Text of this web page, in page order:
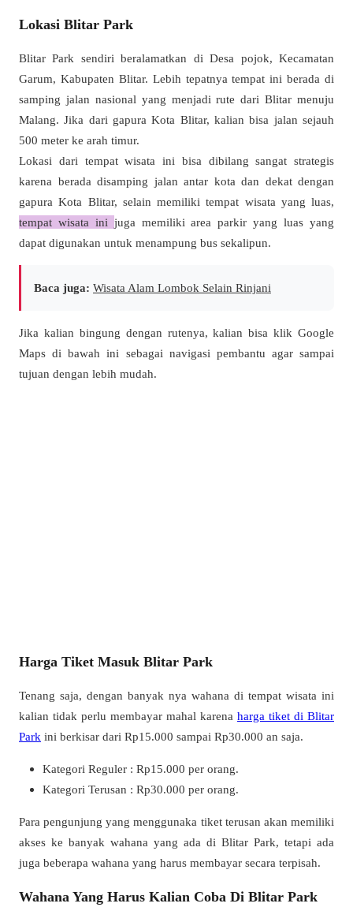
Lokasi Blitar Park
Blitar Park sendiri beralamatkan di Desa pojok, Kecamatan
Garum, Kabupaten Blitar. Lebih tepatnya tempat ini berada di
samping jalan nasional yang menjadi rute dari Blitar menuju
Malang. Jika dari gapura Kota Blitar, kalian bisa jalan sejauh
500 meter ke arah timur.
Lokasi dari tempat wisata ini bisa dibilang sangat strategis
karena berada disamping jalan antar kota dan dekat dengan
gapura Kota Blitar, selain memiliki tempat wisata yang luas,
tempat wisata ini juga memiliki area parkir yang luas yang
dapat digunakan untuk menampung bus sekalipun.
Baca juga: Wisata Alam Lombok Selain Rinjani
Jika kalian bingung dengan rutenya, kalian bisa klik Google
Maps di bawah ini sebagai navigasi pembantu agar sampai
tujuan dengan lebih mudah.
Harga Tiket Masuk Blitar Park
Tenang saja, dengan banyak nya wahana di tempat wisata ini
kalian tidak perlu membayar mahal karena harga tiket di Blitar
Park ini berkisar dari Rp15.000 sampai Rp30.000 an saja.
Kategori Reguler : Rp15.000 per orang.
Kategori Terusan : Rp30.000 per orang.
Para pengunjung yang menggunaka tiket terusan akan memiliki
akses ke banyak wahana yang ada di Blitar Park, tetapi ada
juga beberapa wahana yang harus membayar secara terpisah.
Wahana Yang Harus Kalian Coba Di Blitar Park